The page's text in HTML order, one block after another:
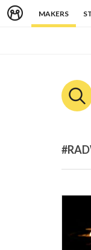
MAKERS